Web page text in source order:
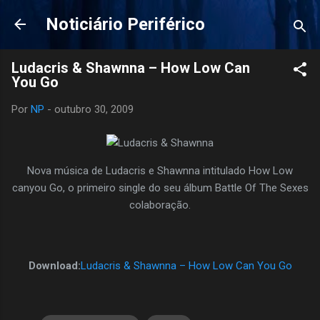
Pular para o conteúdo principal
Noticiário Periférico
Ludacris & Shawnna – How Low Can
You Go
Por NP - outubro 30, 2009
Nova música de Ludacris e Shawnna intitulado How Low
canyou Go, o primeiro single do seu álbum Battle Of The Sexes
colaboração.
Download:Ludacris & Shawnna – How Low Can You Go